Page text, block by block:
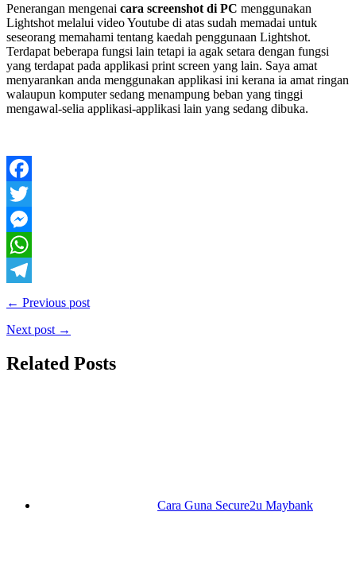
Penerangan mengenai cara screenshot di PC menggunakan
Lightshot melalui video Youtube di atas sudah memadai untuk
seseorang memahami tentang kaedah penggunaan Lightshot.
Terdapat beberapa fungsi lain tetapi ia agak setara dengan fungsi
yang terdapat pada applikasi print screen yang lain. Saya amat
menyarankan anda menggunakan applikasi ini kerana ia amat ringan
walaupun komputer sedang menampung beban yang tinggi
mengawal-selia applikasi-applikasi lain yang sedang dibuka.
Facebook
Twitter
Messenger
WhatsApp
Telegram
← Previous post
Next post →
Related Posts
Cara Guna Secure2u Maybank